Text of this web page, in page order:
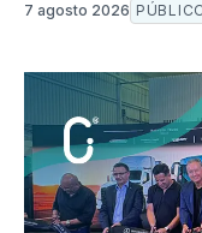
7 agosto 2026